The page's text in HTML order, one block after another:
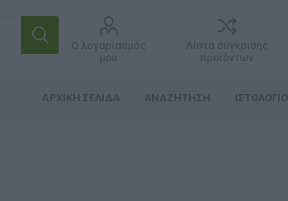
Ο λογαριασμός
μου
Λίστα σύγκρισης
προϊόντων
ΑΡΧΙΚΉ ΣΕΛΊΔΑ ΑΝΑΖΉΤΗΣΗ ΙΣΤΟΛΌΓΙΟ